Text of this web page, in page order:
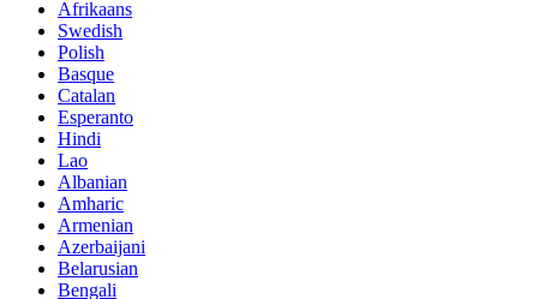
Afrikaans
Swedish
Polish
Basque
Catalan
Esperanto
Hindi
Lao
Albanian
Amharic
Armenian
Azerbaijani
Belarusian
Bengali